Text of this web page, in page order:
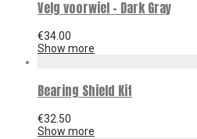
Velg voorwiel – Dark Gray
€34.00
Show more
Bearing Shield Kit
€32.50
Show more